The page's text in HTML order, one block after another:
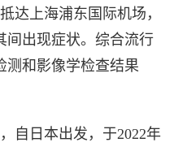
达上海浦东国际机场，
间出现症状。综合流行
测和影像学检查结果
自日本出发，于2022年